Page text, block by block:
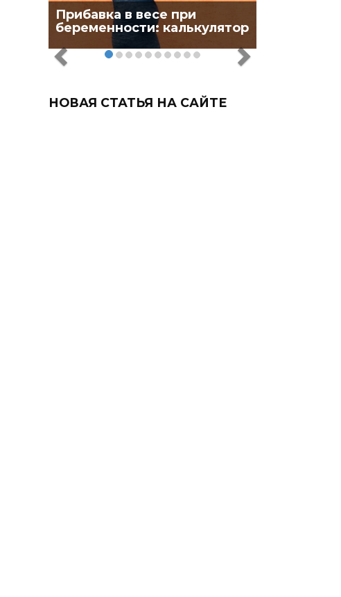
Прибавка в весе при
беременности: калькулятор
НОВАЯ СТАТЬЯ НА САЙТЕ